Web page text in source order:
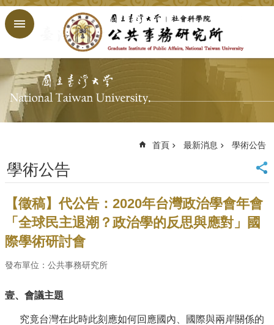
跳到主要內容區塊
搜
尋
回
首
頁
頁
站
導
覽
English
公
所
簡
首頁 最新消息 學術公告
學術公告
【徵稿】代公告：2020年台灣政治學會年會
「全球民主退潮？政治學的反思與應對」國
際學術研討會
發布單位：公共事務研究所
壹、會議主題
究竟台灣在此時此刻應如何回應國內、
國際與兩岸關係的